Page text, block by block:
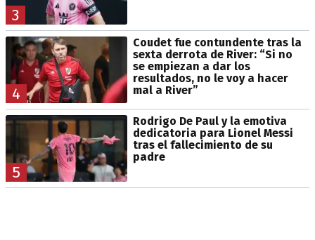
3
4
Coudet fue contundente tras la
sexta derrota de River: “Si no
se empiezan a dar los
resultados, no le voy a hacer
mal a River”
5
Rodrigo De Paul y la emotiva
dedicatoria para Lionel Messi
tras el fallecimiento de su
padre